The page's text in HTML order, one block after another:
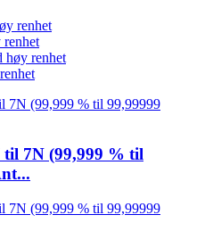
renhet
renhet
høy renhet
til 7N (99,999 % til